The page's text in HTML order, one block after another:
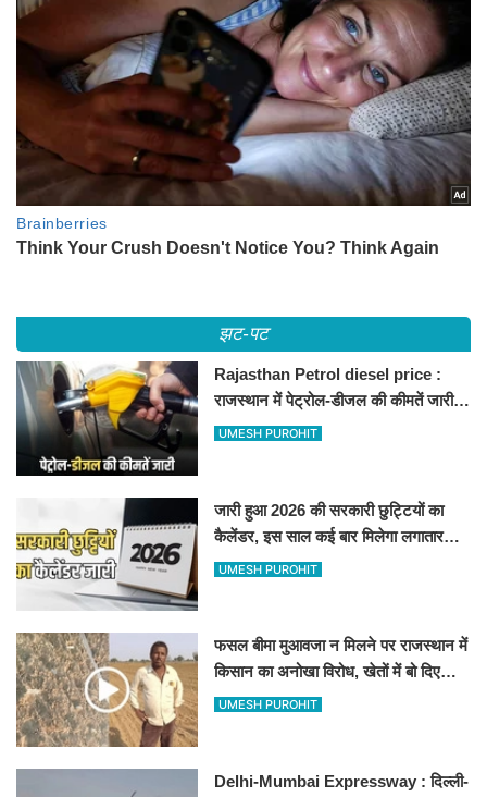
झट-पट
Rajasthan Petrol diesel price :
राजस्थान में पेट्रोल-डीजल की कीमतें जारी,
जानिए बीकानेर समेत पुरे प्रदेश में नए रेट
UMESH PUROHIT
जारी हुआ 2026 की सरकारी छुट्टियों का
कैलेंडर, इस साल कई बार मिलेगा लगातार
अवकाश, देखें
UMESH PUROHIT
फसल बीमा मुआवजा न मिलने पर राजस्थान में
किसान का अनोखा विरोध, खेतों में बो दिए
500-500 रुपए के नोट, वीडियो वायरल
UMESH PUROHIT
Delhi-Mumbai Expressway : दिल्ली-